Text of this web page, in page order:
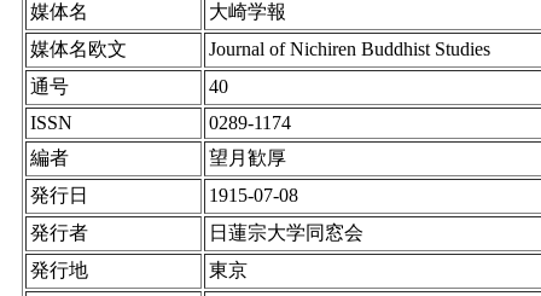
媒体名
大崎学報
媒体名欧文
Journal of Nichiren Buddhist Studies
通号
40
ISSN
0289-1174
編者
望月歓厚
発行日
1915-07-08
発行者
日蓮宗大学同窓会
発行地
東京